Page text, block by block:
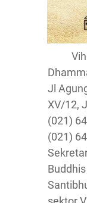
Jl
XV/12,
(021)
(021)